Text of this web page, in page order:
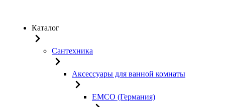
Каталог
Сантехника
Аксессуары для ванной комнаты
EMCO (Германия)